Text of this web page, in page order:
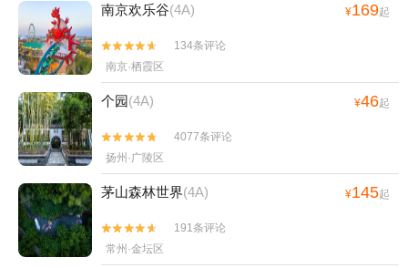
南京欢乐谷(4A) ¥169起


134条评论
南京·栖霞区
个园(4A) ¥46起


4077条评论
扬州·广陵区
茅山森林世界(4A) ¥145起


191条评论
常州·金坛区